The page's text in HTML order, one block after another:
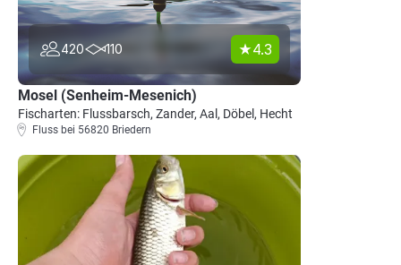
420 110 4.3
Mosel (Senheim-Mesenich)
Fischarten: Flussbarsch, Zander, Aal, Döbel, Hecht
Fluss bei 56820 Briedern